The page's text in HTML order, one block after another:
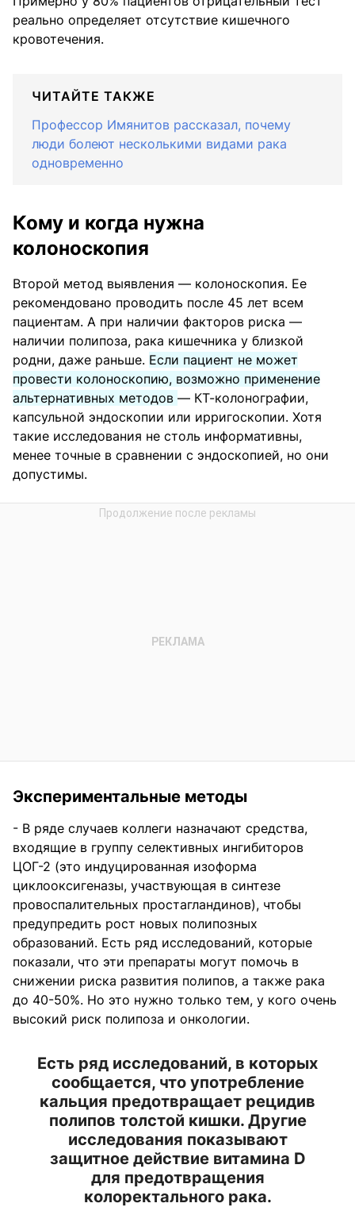
реально определяет отсутствие кишечного
кровотечения.
ЧИТАЙТЕ ТАКЖЕ
Профессор Имянитов рассказал, почему
люди болеют несколькими видами рака
одновременно
Кому и когда нужна
колоноскопия
Второй метод выявления — колоноскопия. Ее
рекомендовано проводить после 45 лет всем
пациентам. А при наличии факторов риска —
наличии полипоза, рака кишечника у близкой
родни, даже раньше. Если пациент не может
провести колоноскопию, возможно применение
альтернативных методов — КТ-колонографии,
капсульной эндоскопии или ирригоскопии. Хотя
такие исследования не столь информативны,
менее точные в сравнении с эндоскопией, но они
допустимы.
Экспериментальные методы
- В ряде случаев коллеги назначают средства,
входящие в группу селективных ингибиторов
ЦОГ-2 (это индуцированная изоформа
циклооксигеназы, участвующая в синтезе
провоспалительных простагландинов), чтобы
предупредить рост новых полипозных
образований. Есть ряд исследований, которые
показали, что эти препараты могут помочь в
снижении риска развития полипов, а также рака
до 40-50%. Но это нужно только тем, у кого очень
высокий риск полипоза и онкологии.
Есть ряд исследований, в которых
сообщается, что употребление
кальция предотвращает рецидив
полипов толстой кишки. Другие
исследования показывают
защитное действие витамина D
для предотвращения
колоректального рака.